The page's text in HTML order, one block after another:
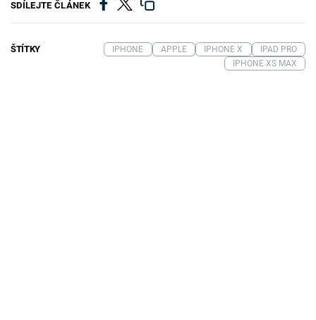
SDÍLEJTE ČLÁNEK
ŠTÍTKY IPHONE APPLE IPHONE X
IPAD PRO
IPHONE XS MAX